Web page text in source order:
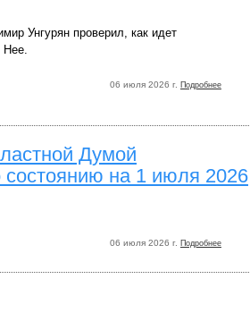
Унгурян проверил, как идет
Нее.
06 июля 2026 г. Подробнее
Думой
на 1 июля 2026
06 июля 2026 г. Подробнее